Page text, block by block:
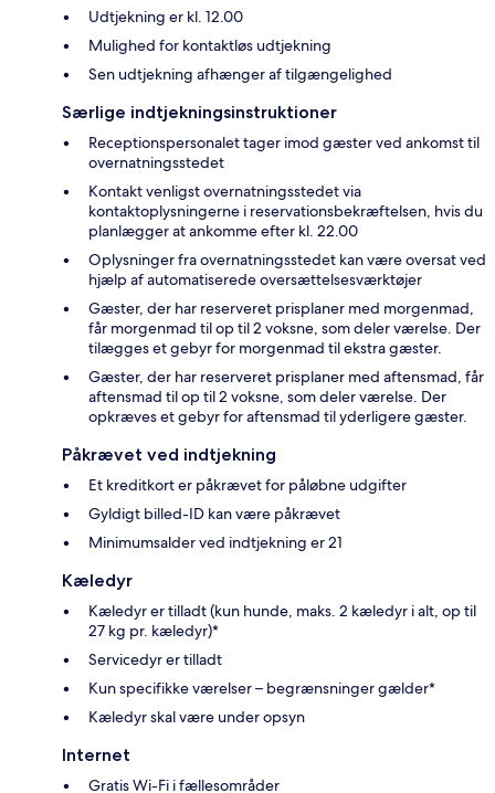
Udtjekning er kl. 12.00
Mulighed for kontaktløs udtjekning
Sen udtjekning afhænger af tilgængelighed
Særlige indtjekningsinstruktioner
Receptionspersonalet tager imod gæster ved ankomst til
overnatningsstedet
Kontakt venligst overnatningsstedet via
kontaktoplysningerne i reservationsbekræftelsen, hvis du
planlægger at ankomme efter kl. 22.00
Oplysninger fra overnatningsstedet kan være oversat ved
hjælp af automatiserede oversættelsesværktøjer
Gæster, der har reserveret prisplaner med morgenmad,
får morgenmad til op til 2 voksne, som deler værelse. Der
tilægges et gebyr for morgenmad til ekstra gæster.
Gæster, der har reserveret prisplaner med aftensmad, får
aftensmad til op til 2 voksne, som deler værelse. Der
opkræves et gebyr for aftensmad til yderligere gæster.
Påkrævet ved indtjekning
Et kreditkort er påkrævet for påløbne udgifter
Gyldigt billed-ID kan være påkrævet
Minimumsalder ved indtjekning er 21
Kæledyr
Kæledyr er tilladt (kun hunde, maks. 2 kæledyr i alt, op til
27 kg pr. kæledyr)*
Servicedyr er tilladt
Kun specifikke værelser – begrænsninger gælder*
Kæledyr skal være under opsyn
Internet
Gratis Wi-Fi i fællesområder